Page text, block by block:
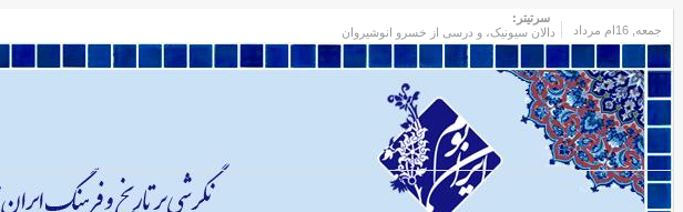
جمعه
سرتیتر:
دالان سیونیک، و درسی از خسرو انوشیروان